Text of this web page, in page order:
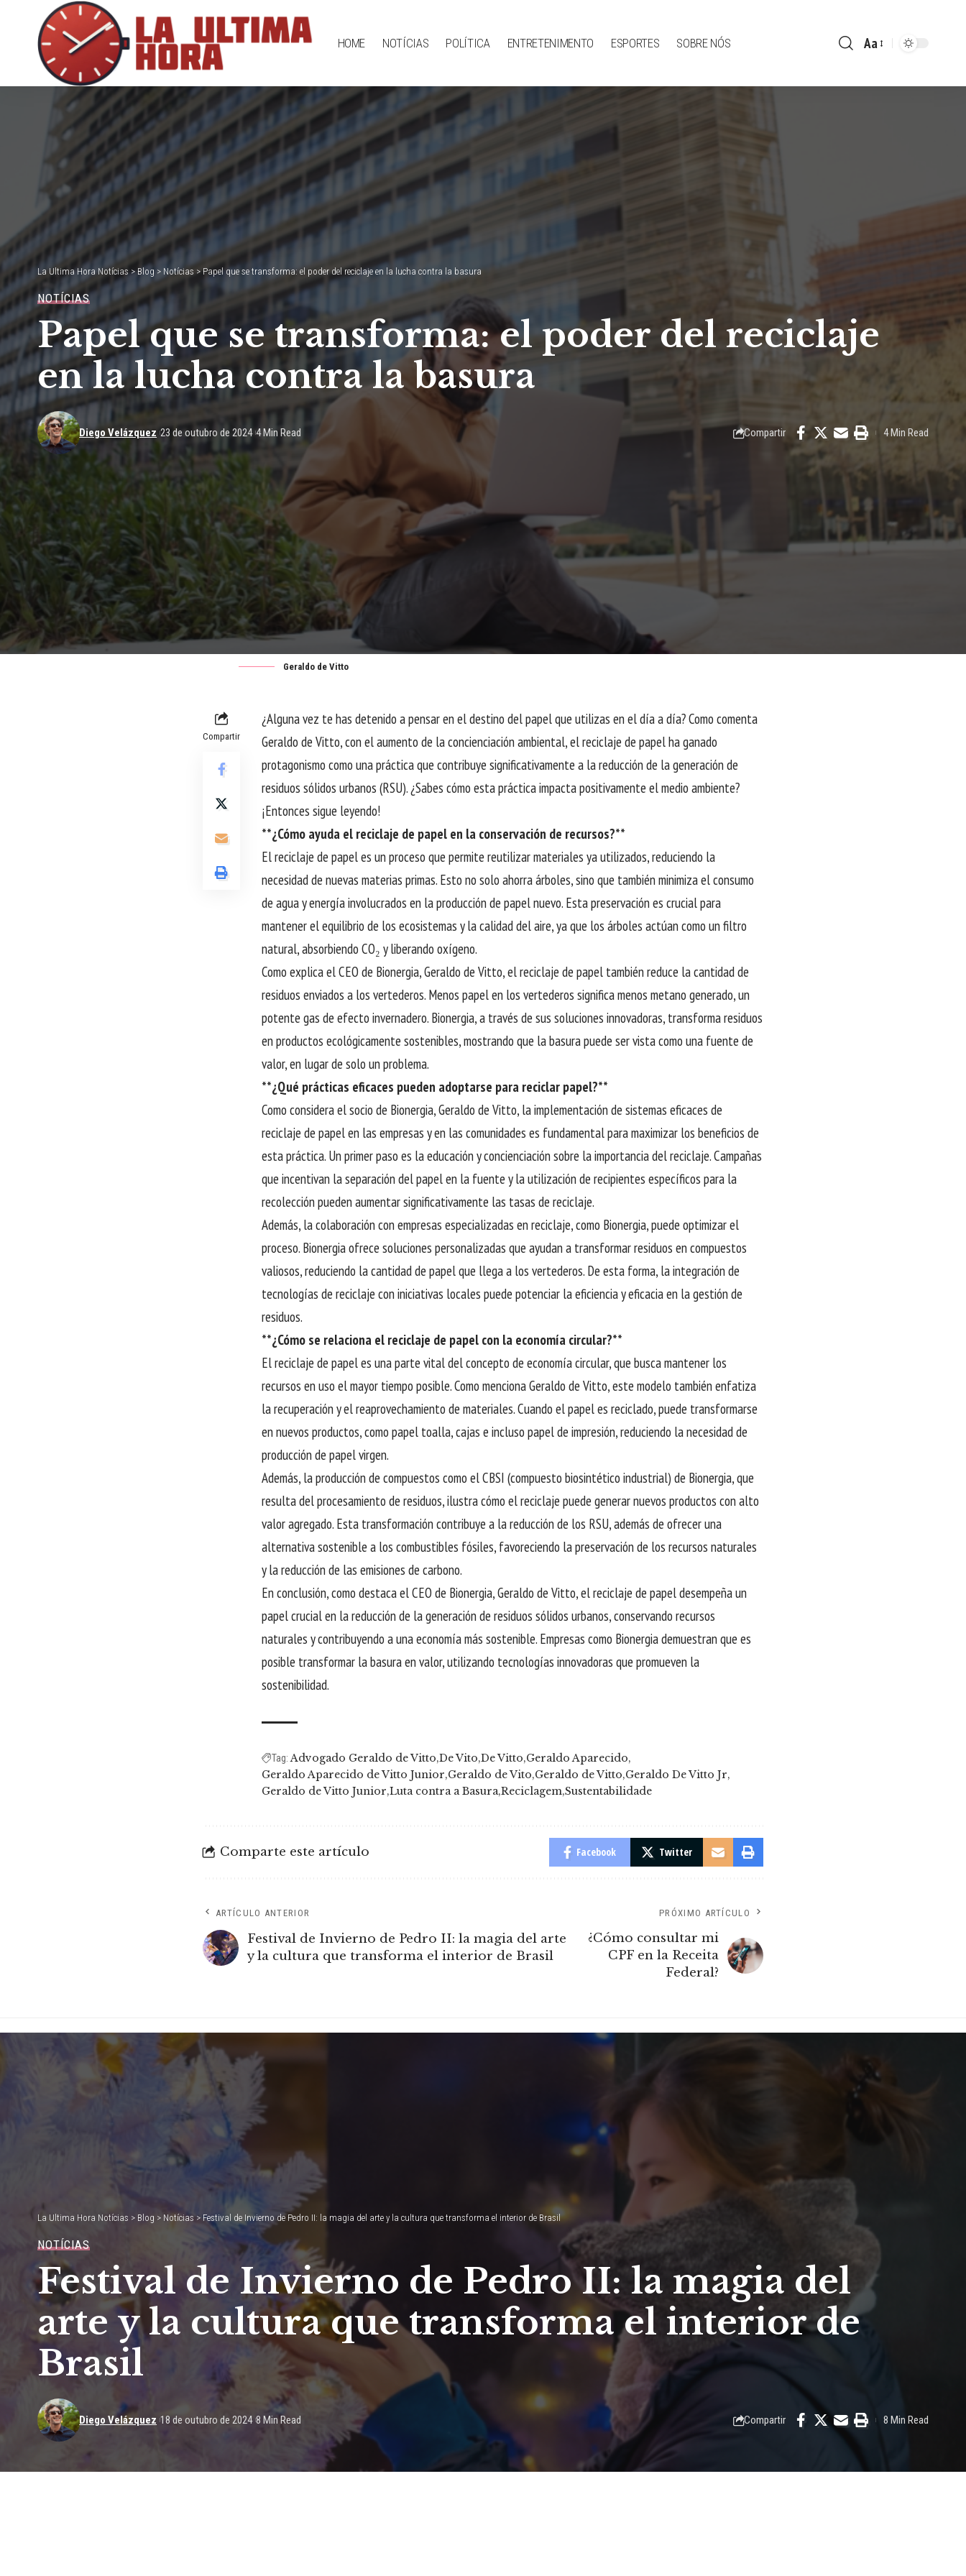
HOME NOTÍCIAS POLÍTICA ENTRETENIMENTO ESPORTES SOBRE NÓS
Font
Aa
La Ultima Hora Notícias>Blog > Notícias >Papel que se transforma: el poder del reciclaje en la lucha contra la basura
NOTÍCIAS
Papel que se transforma: el poder del reciclaje
en la lucha contra la basura
Diego Velázquez 23 de outubro de 2024 4 Min Read Compartir 4 Min Read
Geraldo de Vitto
Compartir
¿Alguna vez te has detenido a pensar en el destino del papel que utilizas en el día a día? Como comenta
Geraldo de Vitto, con el aumento de la concienciación ambiental, el reciclaje de papel ha ganado
protagonismo como una práctica que contribuye significativamente a la reducción de la generación de
residuos sólidos urbanos (RSU). ¿Sabes cómo esta práctica impacta positivamente el medio ambiente?
¡Entonces sigue leyendo!
**¿Cómo ayuda el reciclaje de papel en la conservación de recursos?**
El reciclaje de papel es un proceso que permite reutilizar materiales ya utilizados, reduciendo la
necesidad de nuevas materias primas. Esto no solo ahorra árboles, sino que también minimiza el consumo
de agua y energía involucrados en la producción de papel nuevo. Esta preservación es crucial para
mantener el equilibrio de los ecosistemas y la calidad del aire, ya que los árboles actúan como un filtro
natural, absorbiendo CO₂ y liberando oxígeno.
Como explica el CEO de Bionergia, Geraldo de Vitto, el reciclaje de papel también reduce la cantidad de
residuos enviados a los vertederos. Menos papel en los vertederos significa menos metano generado, un
potente gas de efecto invernadero. Bionergia, a través de sus soluciones innovadoras, transforma residuos
en productos ecológicamente sostenibles, mostrando que la basura puede ser vista como una fuente de
valor, en lugar de solo un problema.
**¿Qué prácticas eficaces pueden adoptarse para reciclar papel?**
Como considera el socio de Bionergia, Geraldo de Vitto, la implementación de sistemas eficaces de
reciclaje de papel en las empresas y en las comunidades es fundamental para maximizar los beneficios de
esta práctica. Un primer paso es la educación y concienciación sobre la importancia del reciclaje. Campañas
que incentivan la separación del papel en la fuente y la utilización de recipientes específicos para la
recolección pueden aumentar significativamente las tasas de reciclaje.
Además, la colaboración con empresas especializadas en reciclaje, como Bionergia, puede optimizar el
proceso. Bionergia ofrece soluciones personalizadas que ayudan a transformar residuos en compuestos
valiosos, reduciendo la cantidad de papel que llega a los vertederos. De esta forma, la integración de
tecnologías de reciclaje con iniciativas locales puede potenciar la eficiencia y eficacia en la gestión de
residuos.
**¿Cómo se relaciona el reciclaje de papel con la economía circular?**
El reciclaje de papel es una parte vital del concepto de economía circular, que busca mantener los
recursos en uso el mayor tiempo posible. Como menciona Geraldo de Vitto, este modelo también enfatiza
la recuperación y el reaprovechamiento de materiales. Cuando el papel es reciclado, puede transformarse
en nuevos productos, como papel toalla, cajas e incluso papel de impresión, reduciendo la necesidad de
producción de papel virgen.
Además, la producción de compuestos como el CBSI (compuesto biosintético industrial) de Bionergia, que
resulta del procesamiento de residuos, ilustra cómo el reciclaje puede generar nuevos productos con alto
valor agregado. Esta transformación contribuye a la reducción de los RSU, además de ofrecer una
alternativa sostenible a los combustibles fósiles, favoreciendo la preservación de los recursos naturales
y la reducción de las emisiones de carbono.
En conclusión, como destaca el CEO de Bionergia, Geraldo de Vitto, el reciclaje de papel desempeña un
papel crucial en la reducción de la generación de residuos sólidos urbanos, conservando recursos
naturales y contribuyendo a una economía más sostenible. Empresas como Bionergia demuestran que es
posible transformar la basura en valor, utilizando tecnologías innovadoras que promueven la
sostenibilidad.
Tag: Advogado Geraldo de Vitto De Vito De Vitto Geraldo Aparecido
Geraldo Aparecido de Vitto Junior Geraldo de Vito Geraldo de Vitto Geraldo De Vitto Jr
Geraldo de Vitto Junior Luta contra a Basura Reciclagem Sustentabilidade
Comparte este artículo Facebook Twitter
ARTÍCULO ANTERIOR
Festival de Invierno de Pedro II: la magia del arte
y la cultura que transforma el interior de Brasil
PRÓXIMO ARTÍCULO
¿Cómo consultar mi
CPF en la Receita
Federal?
La Ultima Hora Notícias > Blog > Notícias > Festival de Invierno de Pedro II: la magia del arte y la cultura que transforma el interior de Brasil
NOTÍCIAS
Festival de Invierno de Pedro II: la magia del
arte y la cultura que transforma el interior de
Brasil
Diego Velázquez 18 de outubro de 2024 8 Min Read Compartir 8 Min Read